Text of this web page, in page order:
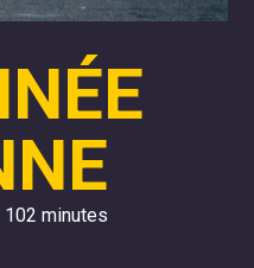
minutes